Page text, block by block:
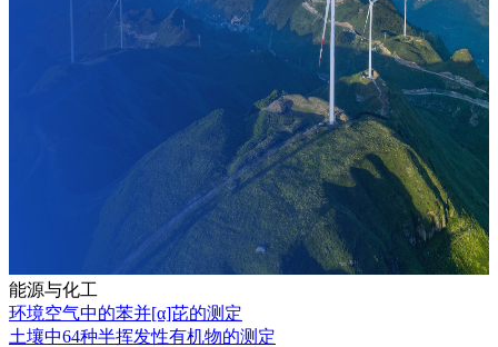
能源与化工
环境空气中的苯并[α]芘的测定
土壤中64种半挥发性有机物的测定